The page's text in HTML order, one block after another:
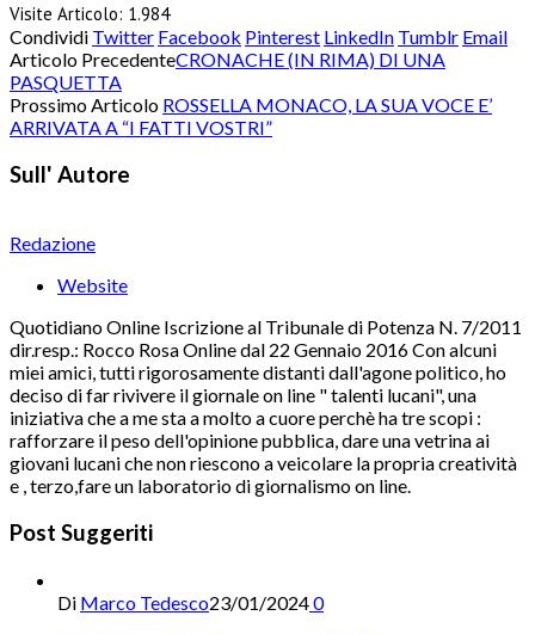
Visite Articolo: 1.984
Condividi Twitter Facebook Pinterest LinkedIn Tumblr Email
Articolo PrecedenteCRONACHE (IN RIMA) DI UNA
PASQUETTA
Prossimo Articolo ROSSELLA MONACO, LA SUA VOCE E’
ARRIVATA A “I FATTI VOSTRI”
Sull' Autore
Redazione
Website
Quotidiano Online Iscrizione al Tribunale di Potenza N. 7/2011
dir.resp.: Rocco Rosa Online dal 22 Gennaio 2016 Con alcuni
miei amici, tutti rigorosamente distanti dall'agone politico, ho
deciso di far rivivere il giornale on line " talenti lucani", una
iniziativa che a me sta a molto a cuore perchè ha tre scopi :
rafforzare il peso dell'opinione pubblica, dare una vetrina ai
giovani lucani che non riescono a veicolare la propria creatività
e , terzo,fare un laboratorio di giornalismo on line.
Post Suggeriti
Di Marco Tedesco23/01/20240